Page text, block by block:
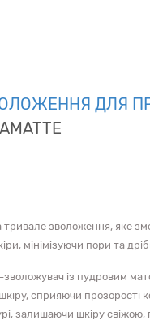
ДЛЯ
тривале зволоження, яке
мінімізуючи пори та
із пудровим
сприяючи прозорості
залишаючи шкіру свіжою,